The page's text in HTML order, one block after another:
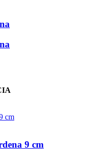
9 cm